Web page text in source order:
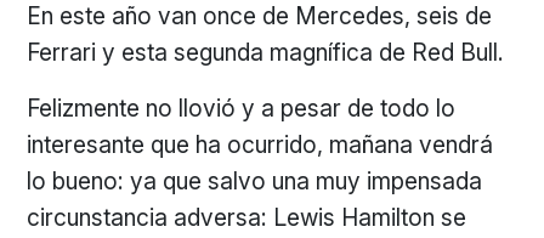
En este año van once de Mercedes, seis de
Ferrari y esta segunda magnífica de Red Bull.
Felizmente no llovió y a pesar de todo lo
interesante que ha ocurrido, mañana vendrá
lo bueno: ya que salvo una muy impensada
circunstancia adversa: Lewis Hamilton se